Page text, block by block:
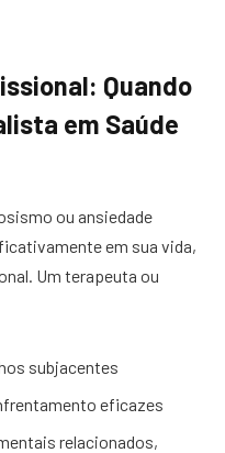
Quando
em Saúde
ou ansiedade
em sua vida,
Um terapeuta ou
subjacentes
eficazes
relacionados,